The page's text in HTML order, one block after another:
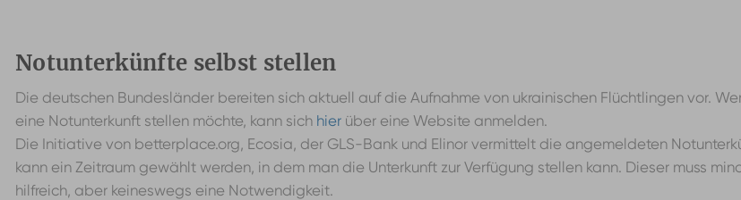
Notunterkünfte selbst stellen
Die deutschen Bundesländer bereiten sich aktuell auf die Aufnahme von ukrainischen Flüchtlingen vor.
eine Notunterkunft stellen möchte, kann sich hier über eine Website anmelden.
Die Initiative von betterplace.org, Ecosia, der GLS-Bank und Elinor vermittelt die angemeldeten
kann ein Zeitraum gewählt werden, in dem man die Unterkunft zur Verfügung stellen kann. Dieser muss
hilfreich, aber keineswegs eine Notwendigkeit.